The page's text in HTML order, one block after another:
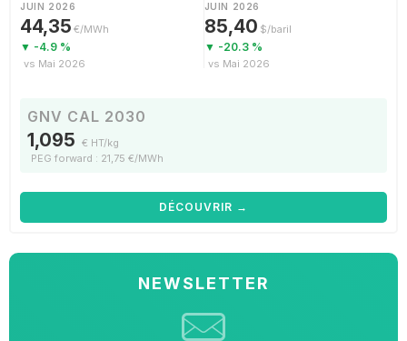
JUIN 2026
44,35 €/MWh
▼ -4.9 %
vs Mai 2026
JUIN 2026
85,40 $/baril
▼ -20.3 %
vs Mai 2026
GNV CAL 2030
1,095 € HT/kg
PEG forward : 21,75 €/MWh
DÉCOUVRIR →
NEWSLETTER